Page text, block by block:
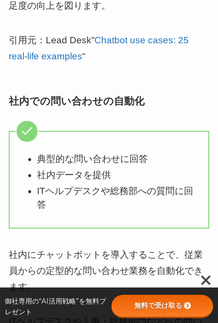
足度の向上を図ります。
引用元：Lead Desk”Chatbot use cases: 25
real-life examples“
社内での問い合わせの自動化
典型的な問い合わせに回答
社内データを提供
ITヘルプデスクや総務部への質問に回
答
社内にチャットボットを導入することで、従業
員からの定型的な問い合わせ業務を自動化でき
ます。
御社専用の“AI活用戦略”を無料プ
レゼント
無料で受け取る